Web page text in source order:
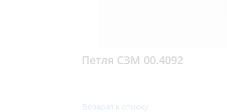
Петля СЗМ 00.4092
Возврат к списку